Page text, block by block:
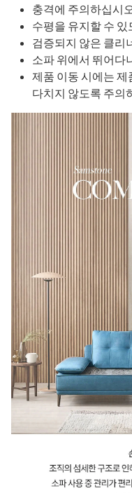
충격에 주의하십시
수평을 유지할 수
검증되지 않은 클리
소파 위에서 뛰어다
제품 이동 시에는
다치지 않도록 주의